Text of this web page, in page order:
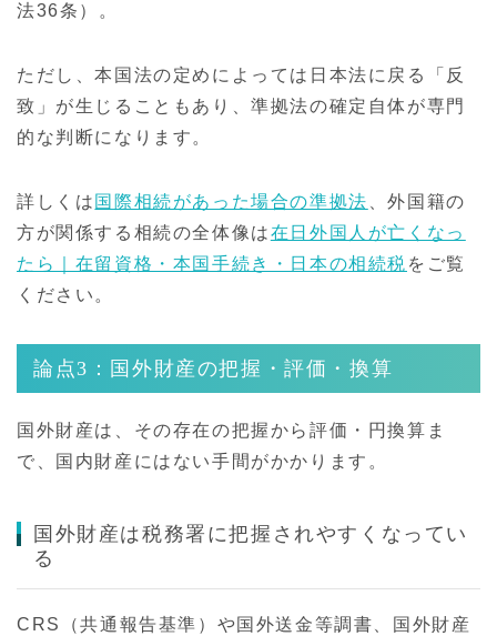
法36条）。
ただし、本国法の定めによっては日本法に戻る「反
致」が生じることもあり、準拠法の確定自体が専門
的な判断になります。
詳しくは 国際相続があった場合の準拠法
、外国籍の
方が関係する相続の全体像は在日外国人が亡くなっ
たら｜在留資格・本国手続き・日本の相続税 をご覧
ください。
論点3：国外財産の把握・評価・換算
国外財産は、その存在の把握から評価・円換算ま
で、国内財産にはない手間がかかります。
国外財産は税務署に把握されやすくなってい
る
CRS（共通報告基準）や国外送金等調書、国外財産